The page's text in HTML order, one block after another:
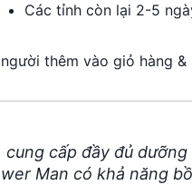
Các tỉnh còn lại 2-5
thêm vào giỏ hàng &
cấp đầy đủ dưỡng
Man có khả năng